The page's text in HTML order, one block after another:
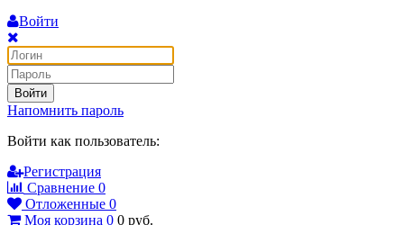
Войти
Войти
Напомнить пароль
Войти как пользователь:
Регистрация
Сравнение 0
Отложенные 0
Моя корзина 0 0 руб.